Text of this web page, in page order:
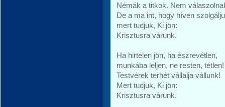
Némák a titkok. Nem
De a ma int, hogy híven
mert tudjuk, Ki jön:
Krisztusra várunk.
Ha hirtelen jön, ha észrevétlen,
munkába leljen, ne resten, tétlen!
Testvérek terhét vállalja vállunk!
Mert tudjuk, Ki jön:
Krisztusra várunk.